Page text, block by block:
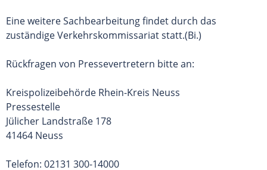
Eine weitere Sachbearbeitung findet durch das
zuständige Verkehrskommissariat statt.(Bi.)
Rückfragen von Pressevertretern bitte an:
Kreispolizeibehörde Rhein-Kreis Neuss
Pressestelle
Jülicher Landstraße 178
41464 Neuss
Telefon: 02131 300-14000